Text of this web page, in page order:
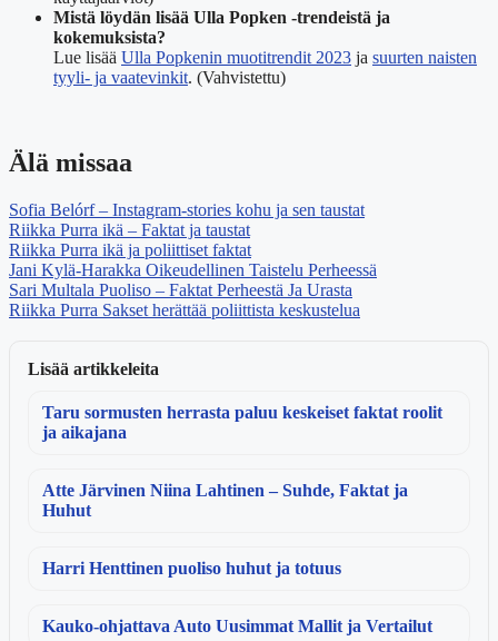
Mistä löydän lisää Ulla Popken -trendeistä ja
kokemuksista?
Lue lisää Ulla Popkenin muotitrendit 2023 ja suurten naisten
tyyli- ja vaatevinkit. (Vahvistettu)
Älä missaa
Sofia Belórf – Instagram-stories kohu ja sen taustat
Riikka Purra ikä – Faktat ja taustat
Riikka Purra ikä ja poliittiset faktat
Jani Kylä-Harakka Oikeudellinen Taistelu Perheessä
Sari Multala Puoliso – Faktat Perheestä Ja Urasta
Riikka Purra Sakset herättää poliittista keskustelua
Lisää artikkeleita
Taru sormusten herrasta paluu keskeiset faktat roolit
ja aikajana
Atte Järvinen Niina Lahtinen – Suhde, Faktat ja
Huhut
Harri Henttinen puoliso huhut ja totuus
Kauko-ohjattava Auto Uusimmat Mallit ja Vertailut